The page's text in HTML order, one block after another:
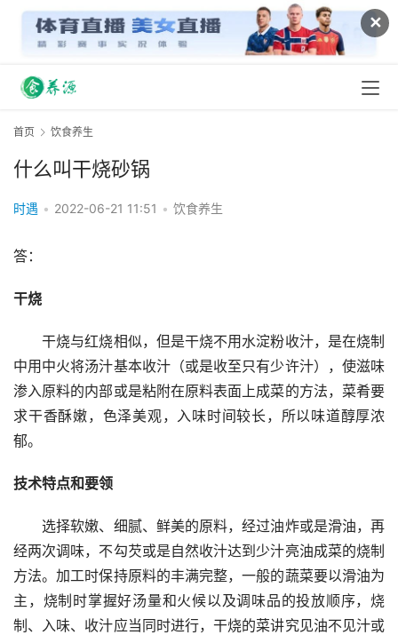
✕
首页 饮食养生
什么叫干烧砂锅
时遇 • 2022-06-21 11:51 • 饮食养生
答：
干烧
干烧与红烧相似，但是干烧不用水淀粉收汁，是在烧制
中用中火将汤汁基本收汁（或是收至只有少许汁），使滋味
渗入原料的内部或是粘附在原料表面上成菜的方法，菜肴要
求干香酥嫩，色泽美观，入味时间较长，所以味道醇厚浓
郁。
技术特点和要领
选择软嫩、细腻、鲜美的原料，经过油炸或是滑油，再
经两次调味，不勾芡或是自然收汁达到少汁亮油成菜的烧制
方法。加工时保持原料的丰满完整，一般的蔬菜要以滑油为
主，烧制时掌握好汤量和火候以及调味品的投放顺序，烧
制、入味、收汁应当同时进行，干烧的菜讲究见油不见汁或